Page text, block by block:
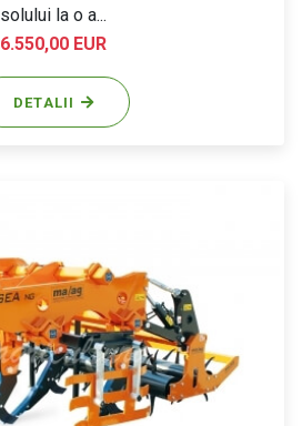
solului la o a...
6.550,00 EUR
DETALII